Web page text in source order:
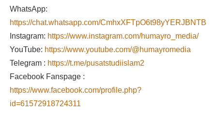
WhatsApp:
https://chat.whatsapp.com/CmhxXFTpO6t98yYERJBNTB
Instagram: https://www.instagram.com/humayro_media/
YouTube: https://www.youtube.com/@humayromedia
Telegram : https://t.me/pusatstudiislam2
Facebook Fanspage :
https://www.facebook.com/profile.php?
id=61572918724311